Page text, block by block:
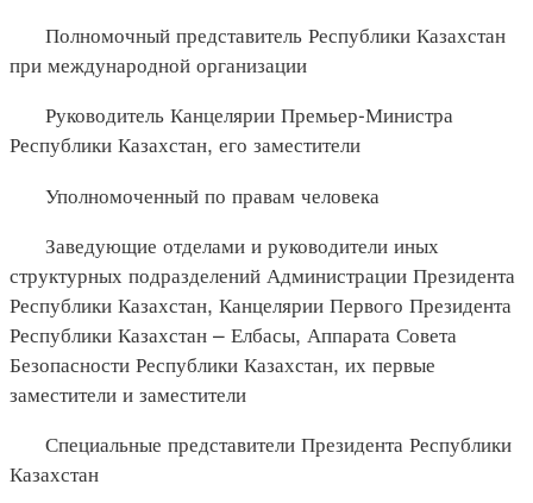
Полномочный представитель Республики Казахстан
при международной организации
Руководитель Канцелярии Премьер-Министра
Республики Казахстан, его заместители
Уполномоченный по правам человека
Заведующие отделами и руководители иных
структурных подразделений Администрации Президента
Республики Казахстан, Канцелярии Первого Президента
Республики Казахстан – Елбасы, Аппарата Совета
Безопасности Республики Казахстан, их первые
заместители и заместители
Специальные представители Президента Республики
Казахстан